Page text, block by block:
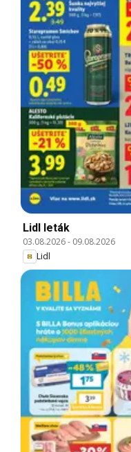
Lidl leták
03.08.2026- 09.08.2026
Lidl